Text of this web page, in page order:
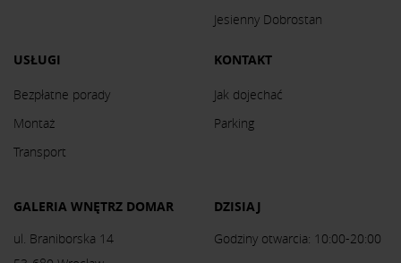
Jesienny Dobrostan
USŁUGI
Bezpłatne porady
Montaż
Transport
KONTAKT
Jak dojechać
Parking
GALERIA WNĘTRZ DOMAR
ul. Braniborska 14
DZISIAJ
Godziny otwarcia: 10:00-20:00